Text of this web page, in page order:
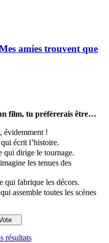
amies trouvent que
film, tu préfèrerais être…
évidemment !
écrit l’histoire.
qui dirige le tournage.
les tenues des
qui fabrique les décors.
assemble toutes les scènes
résultats